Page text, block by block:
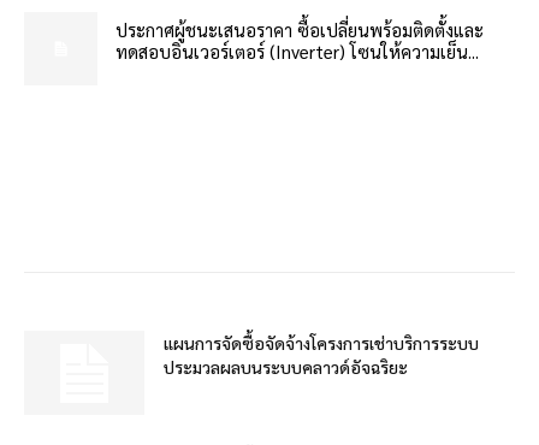
ประกาศผู้ชนะเสนอราคา ซื้อเปลี่ยนพร้อมติดตั้งและ
ทดสอบอินเวอร์เตอร์ (Inverter) โซนให้ความเย็น...
แผนการจัดซื้อจัดจ้างโครงการเช่าบริการระบบ
ประมวลผลบนระบบคลาวด์อัจฉริยะ